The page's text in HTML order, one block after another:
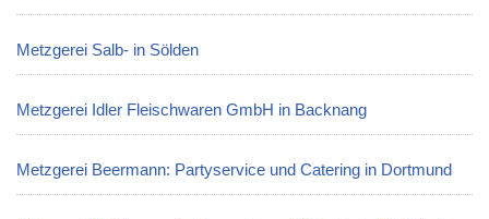
Metzgerei Salb- in Sölden
Metzgerei Idler Fleischwaren GmbH in Backnang
Metzgerei Beermann: Partyservice und Catering in Dortmund